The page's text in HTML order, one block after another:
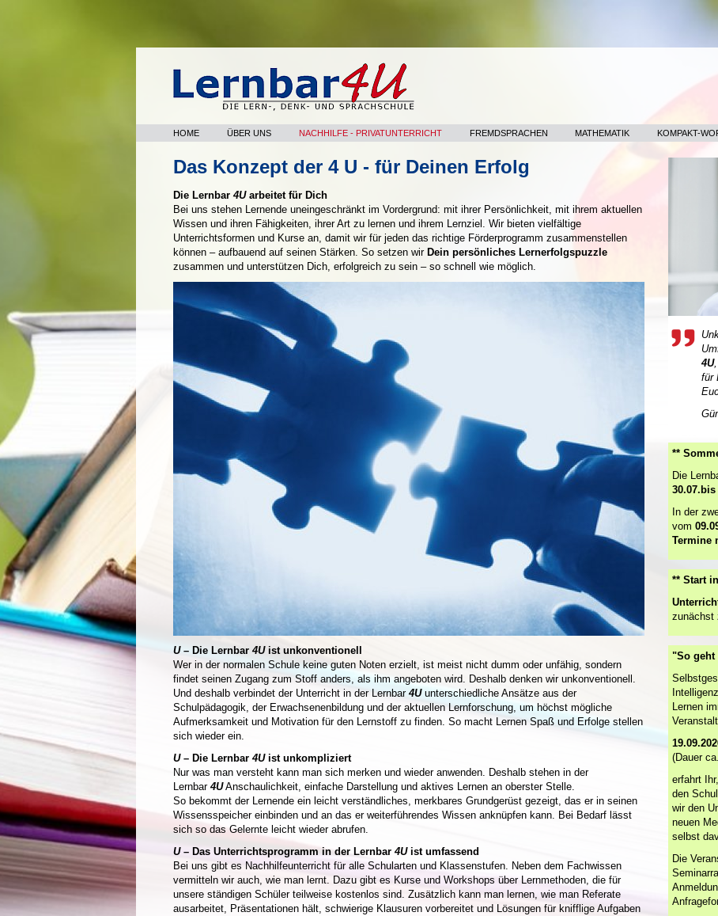
HOME ÜBER UNS NACHHILFE - PRIVATUNTERRICHT FREMDSPRACHEN MATHEMATIK KOMPAKT-
Das Konzept der 4 U - für Deinen Erfolg
Die Lernbar 4Uarbeitet für Dich
Bei uns stehen Lernende uneingeschränkt im Vordergrund: mit ihrer Persönlichkeit, mit ihrem aktuellen
Wissen und ihren Fähigkeiten, ihrer Art zu lernen und ihrem Lernziel. Wir bieten vielfältige
Unterrichtsformen und Kurse an, damit wir für jeden das richtige Förderprogramm zusammenstellen
können – aufbauend auf seinen Stärken. So setzen wir Dein persönliches Lernerfolgspuzzle
zusammen und unterstützen Dich, erfolgreich zu sein – so schnell wie möglich.
U– Die Lernbar 4Uist unkonventionell
Wer in der normalen Schule keine guten Noten erzielt, ist meist nicht dumm oder unfähig, sondern
findet seinen Zugang zum Stoff anders, als ihm angeboten wird. Deshalb denken wir unkonventionell.
Und deshalb verbindet der Unterricht in der Lernbar 4Uunterschiedliche Ansätze aus der
Schulpädagogik, der Erwachsenenbildung und der aktuellen Lernforschung, um höchst mögliche
Aufmerksamkeit und Motivation für den Lernstoff zu finden. So macht Lernen Spaß und Erfolge stellen
sich wieder ein.
U– Die Lernbar 4Uist unkompliziert
Nur was man versteht kann man sich merken und wieder anwenden. Deshalb stehen in der
Lernbar 4UAnschaulichkeit, einfache Darstellung und aktives Lernen an oberster Stelle.
So bekommt der Lernende ein leicht verständliches, merkbares Grundgerüst gezeigt, das er in seinen
Wissensspeicher einbinden und an das er weiterführendes Wissen anknüpfen kann. Bei Bedarf lässt
sich so das Gelernte leicht wieder abrufen.
U– Das Unterrichtsprogramm in der Lernbar 4Uist umfassend
Bei uns gibt es Nachhilfeunterricht für alle Schularten und Klassenstufen. Neben dem Fachwissen
vermitteln wir auch, wie man lernt. Dazu gibt es Kurse und Workshops über Lernmethoden, die für
unsere ständigen Schüler teilweise kostenlos sind. Zusätzlich kann man lernen, wie man Referate
ausarbeitet, Präsentationen hält, schwierige Klausuren vorbereitet und Lösungen für knifflige Aufgaben
4U
für
**
Die
In der
vom
Termine
** Start
zunächst
"So geht
Lernen
(Dauer
erfahrt
den
wir den
neuen
selbst
Die